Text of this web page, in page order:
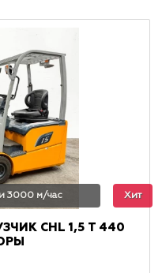
Хит
3000 м/час
CHL 1,5 Т 440